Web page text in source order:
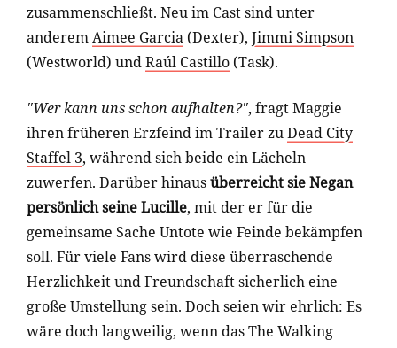
zusammenschließt. Neu im Cast sind unter
anderemAimee Garcia (Dexter), Jimmi Simpson
(Westworld) undRaúl Castillo (Task).
"Wer kann uns schon aufhalten?", fragt Maggie
ihren früheren Erzfeind im Trailer zuDead City
Staffel 3, während sich beide ein Lächeln
zuwerfen. Darüber hinausüberreicht sie Negan
persönlich seine Lucille, mit der er für die
gemeinsame Sache Untote wie Feinde bekämpfen
soll. Für viele Fans wird diese überraschende
Herzlichkeit und Freundschaft sicherlich eine
große Umstellung sein. Doch seien wir ehrlich: Es
wäre doch langweilig, wenn das The Walking